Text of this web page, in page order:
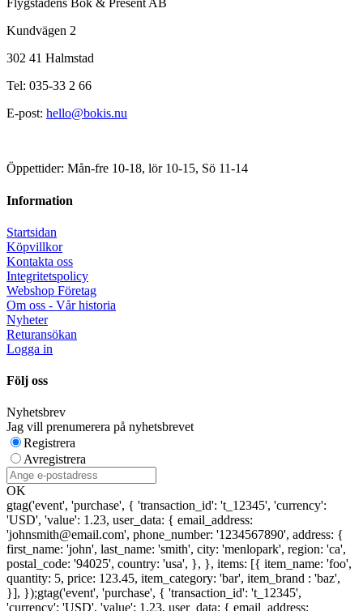
Flygstadens Bok & Present AB
Kundvägen 2
302 41 Halmstad
Tel: 035-33 2 66
E-post: hello@bokis.nu
Öppettider: Mån-fre 10-18, lör 10-15, Sö 11-14
Information
Startsidan
Köpvillkor
Kontakta oss
Integritetspolicy
Webshop Företag
Om oss - Vår historia
Nyheter
Returansökan
Logga in
Följ oss
Nyhetsbrev
Jag vill prenumerera på nyhetsbrevet
Registrera
Avregistrera
OK
gtag('event', 'purchase', { 'transaction_id': 't_12345', 'currency':
'USD', 'value': 1.23, user_data: { email_address:
'johnsmith@email.com', phone_number: '1234567890', address: {
first_name: 'john', last_name: 'smith', city: 'menlopark', region: 'ca',
postal_code: '94025', country: 'usa', }, }, items: [{ item_name: 'foo',
quantity: 5, price: 123.45, item_category: 'bar', item_brand : 'baz',
}], });gtag('event', 'purchase', { 'transaction_id': 't_12345',
'currency': 'USD', 'value': 1.23, user_data: { email_address: